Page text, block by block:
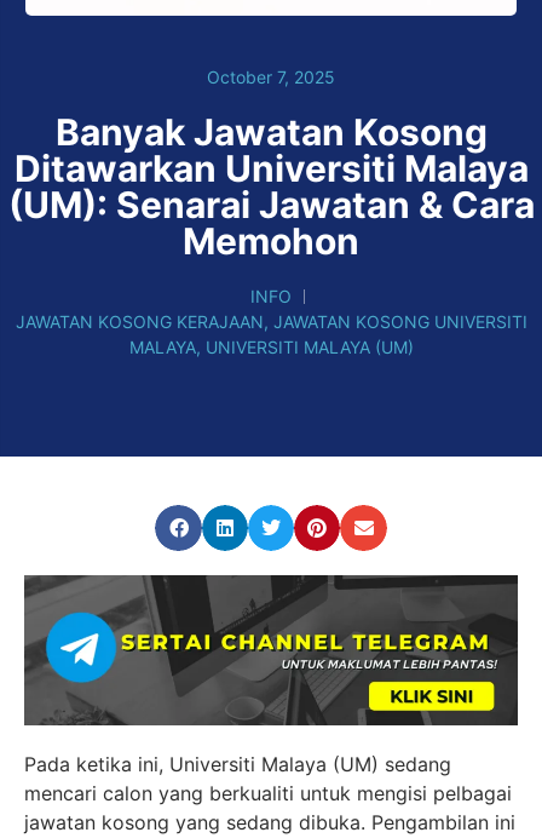
October 7, 2025
Banyak Jawatan Kosong
Ditawarkan Universiti Malaya
(UM): Senarai Jawatan & Cara
Memohon
INFO
JAWATAN KOSONG KERAJAAN, JAWATAN KOSONG UNIVERSITI
MALAYA, UNIVERSITI MALAYA (UM)
Pada ketika ini, Universiti Malaya (UM) sedang
mencari calon yang berkualiti untuk mengisi pelbagai
jawatan kosong yang sedang dibuka. Pengambilan ini